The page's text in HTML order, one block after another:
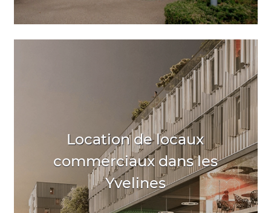
Location de locaux
commerciaux dans les
Yvelines